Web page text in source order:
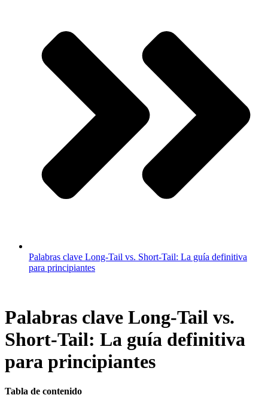
Palabras clave Long-Tail vs. Short-Tail: La guía definitiva
para principiantes
Palabras clave Long-Tail vs.
Short-Tail: La guía definitiva
para principiantes
Tabla de contenido